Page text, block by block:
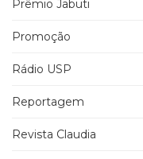
Prêmio Jabuti
Promoção
Rádio USP
Reportagem
Revista Claudia